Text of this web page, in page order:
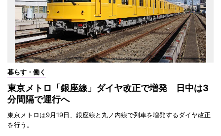
暮らす・働く
東京メトロ「銀座線」ダイヤ改正で増発 日中は3
分間隔で運行へ
東京メトロは9月19日、銀座線と丸ノ内線で列車を増発するダイヤ改正
を行う。